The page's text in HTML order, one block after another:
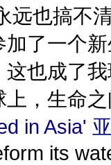
远也搞不
了一个
这也成了
，生命
in Asia'
its